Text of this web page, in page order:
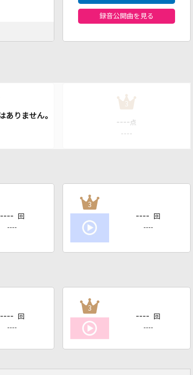
録音公開曲を見る
3
---- 点
----
---- 回
----
3
---- 回
----
---- 回
----
3
---- 回
----